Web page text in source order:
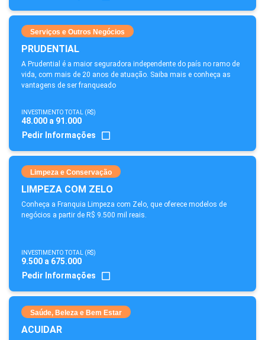
Serviços e Outros Negócios
PRUDENTIAL
A Prudential é a maior seguradora independente do país no ramo de
vida, com mais de 20 anos de atuação. Saiba mais e conheça as
vantagens de ser franqueado
INVESTIMENTO TOTAL (R$)
48.000 a 91.000
Pedir Informações
Limpeza e Conservação
LIMPEZA COM ZELO
Conheça a Franquia Limpeza com Zelo, que oferece modelos de
negócios a partir de R$ 9.500 mil reais.
INVESTIMENTO TOTAL (R$)
9.500 a 675.000
Pedir Informações
Saúde, Beleza e Bem Estar
ACUIDAR